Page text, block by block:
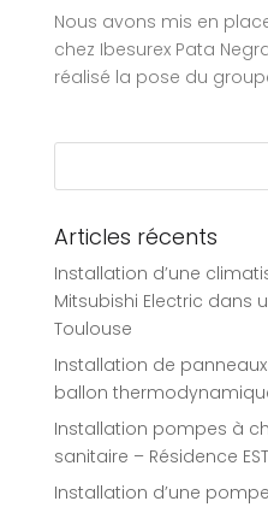
Nous avons mis en
chez Ibesurex Pata
réalisé la pose du
Articles récents
Installation d’une
Mitsubishi Electric dans
Toulouse
Installation de
ballon
Installation pompes à
sanitaire – Résidence
Installation d’une